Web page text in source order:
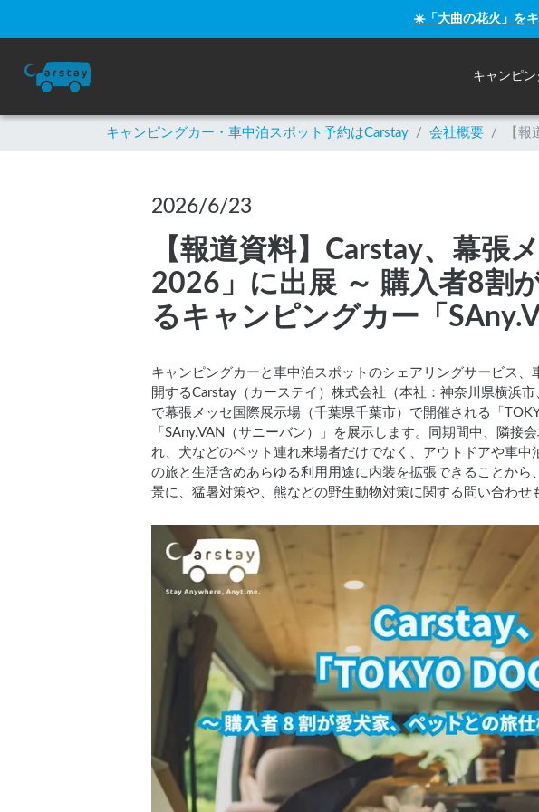
☀️「大曲の花火」を
キャンピ
キャンピングカー・車中泊スポット予約はCarstay / 会社概要 / 【
2026/6/23
【報道資料】Carstay、幕張
2026」に出展 ～ 購入者8割
るキャンピングカー「
キャンピングカーと車中泊スポットのシェアリングサービス
開するCarstay（カーステイ）株式会社（本社：神奈川県横浜
で幕張メッセ国際展示場（千葉県千葉市）で開催される「
「SAny.VAN（サニーバン）」を展示します。同期間中、隣
れ、犬などのペット連れ来場者だけでなく、アウトドアや車
の旅と生活含めあらゆる利用用途に内装を拡張できることか
景に、猛暑対策や、熊などの野生動物対策に関する問い合わせ